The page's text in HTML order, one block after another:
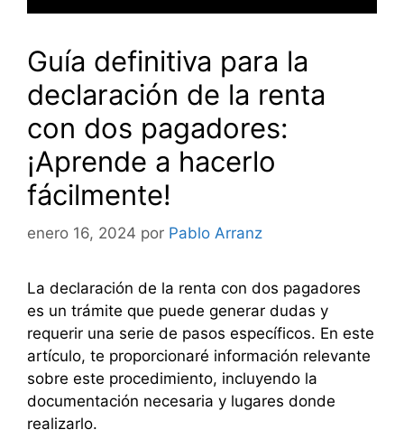
Guía definitiva para la
declaración de la renta
con dos pagadores:
¡Aprende a hacerlo
fácilmente!
enero 16, 2024 por Pablo Arranz
La declaración de la renta con dos pagadores
es un trámite que puede generar dudas y
requerir una serie de pasos específicos. En este
artículo, te proporcionaré información relevante
sobre este procedimiento, incluyendo la
documentación necesaria y lugares donde
realizarlo.